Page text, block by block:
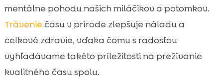
mentálne pohodu našich miláčikov a potomkov.
Trávenie času v prírode zlepšuje náladu a
celkové zdravie, vďaka čomu s radosťou
vyhľadávame takéto príležitosti na prežívanie
kvalitného času spolu.